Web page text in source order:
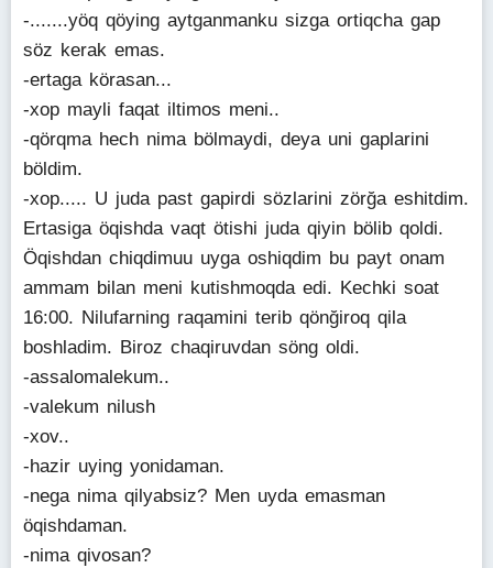
-.......yöq qöying aytganmanku sizga ortiqcha gap
söz kerak emas.
-ertaga körasan...
-xop mayli faqat iltimos meni..
-qörqma hech nima bölmaydi, deya uni gaplarini
böldim.
-xop..... U juda past gapirdi sözlarini zörğa eshitdim.
Ertasiga öqishda vaqt ötishi juda qiyin bölib qoldi.
Öqishdan chiqdimuu uyga oshiqdim bu payt onam
ammam bilan meni kutishmoqda edi. Kechki soat
16:00. Nilufarning raqamini terib qönğiroq qila
boshladim. Biroz chaqiruvdan söng oldi.
-assalomalekum..
-valekum nilush
-xov..
-hazir uying yonidaman.
-nega nima qilyabsiz? Men uyda emasman
öqishdaman.
-nima qivosan?